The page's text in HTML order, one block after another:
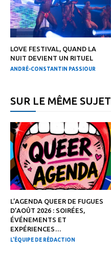
LOVE FESTIVAL, QUAND LA
NUIT DEVIENT UN RITUEL
ANDRÉ-CONSTANTIN PASSIOUR
SUR LE MÊME SUJET
L’AGENDA QUEER DE FUGUES
D’AOÛT 2026 : SOIRÉES,
ÉVÉNEMENTS ET
EXPÉRIENCES…
L'ÉQUIPE DE RÉDACTION